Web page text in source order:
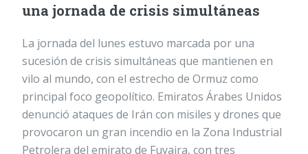
una jornada de crisis simultáneas
La jornada del lunes estuvo marcada por una
sucesión de crisis simultáneas que mantienen en
vilo al mundo, con el estrecho de Ormuz como
principal foco geopolítico. Emiratos Árabes Unidos
denunció ataques de Irán con misiles y drones que
provocaron un gran incendio en la Zona Industrial
Petrolera del emirato de Fuyaira, con tres